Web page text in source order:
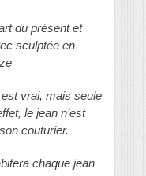
du présent et
sculptée en
vrai, mais seule
le jean n’est
couturier.
chaque jean